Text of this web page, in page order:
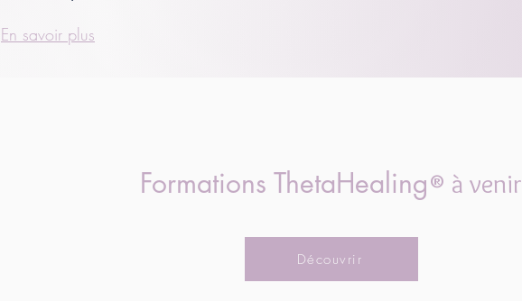
En savoir plus
Formations ThetaHealing® à venir
Découvrir